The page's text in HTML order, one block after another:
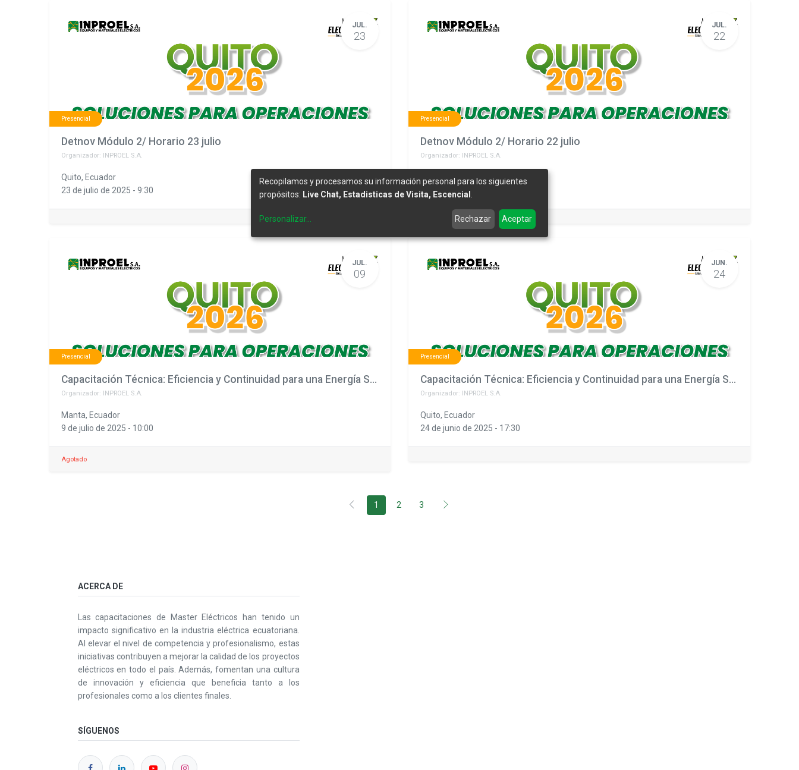
JUL.
23
Presencial
Detnov Módulo 2/ Horario 23 julio
Organizador: INPROEL S.A.
Quito, Ecuador
23 de julio de 2025 - 9:30
JUL.
22
Presencial
Detnov Módulo 2/ Horario 22 julio
Organizador: INPROEL S.A.
Ecuador
22 de julio de 2025
JUL.
09
Presencial
Capacitación Técnica: Eficiencia y Continuidad para una Energía Segura
Organizador: INPROEL S.A.
Manta, Ecuador
9 de julio de 2025 - 10:00
Agotado
JUN.
24
Presencial
Capacitación Técnica: Eficiencia y Continuidad para una Energía Segura
Organizador: INPROEL S.A.
Quito, Ecuador
24 de junio de 2025 - 17:30
1 2 3
ACERCA DE
Las capacitaciones de Master Eléctricos han tenido un
impacto significativo en la industria eléctrica ecuatoriana.
Al elevar el nivel de competencia y profesionalismo, estas
iniciativas contribuyen a mejorar la calidad de los proyectos
eléctricos en todo el país. Además, fomentan una cultura
de innovación y eficiencia que beneficia tanto a los
profesionales como a los clientes finales.
SÍGUENOS
Recopilamos y procesamos su información personal para los siguientes
propósitos: Live Chat, Estadisticas de Visita, Escencial
Personalizar... Rechazar Aceptar